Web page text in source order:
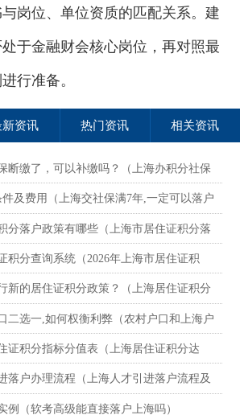
岗位、单位资质的匹配关系。建
于金融财会核心岗位，再对照最
行准备。
新资讯 热门资讯 相关资讯
断缴了，可以补缴吗？（上海办积分社保
）及费用（上海交社保满7年,一定可以落户
分落户政策有哪些（上海市居住证积分落
积分查询系统（2026年上海市居住证积
新的居住证积分政策？（上海居住证积分
二选一,如何权衡利弊（农村户口和上海户
证积分指标分值表（上海居住证积分达
落户办理流程（上海人才引进落户流程及
例（软考高级能直接落户上海吗）